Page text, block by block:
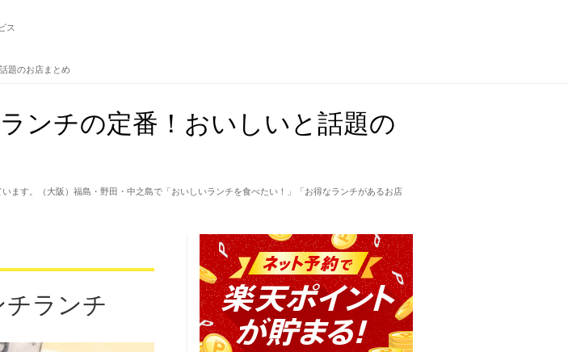
ス
題のお店まとめ
ンチの定番！おいしいと話題の
ます。（大阪）福島・野田・中之島で「おいしいランチを食べたい！」「お得なランチがあるお店
ランチ